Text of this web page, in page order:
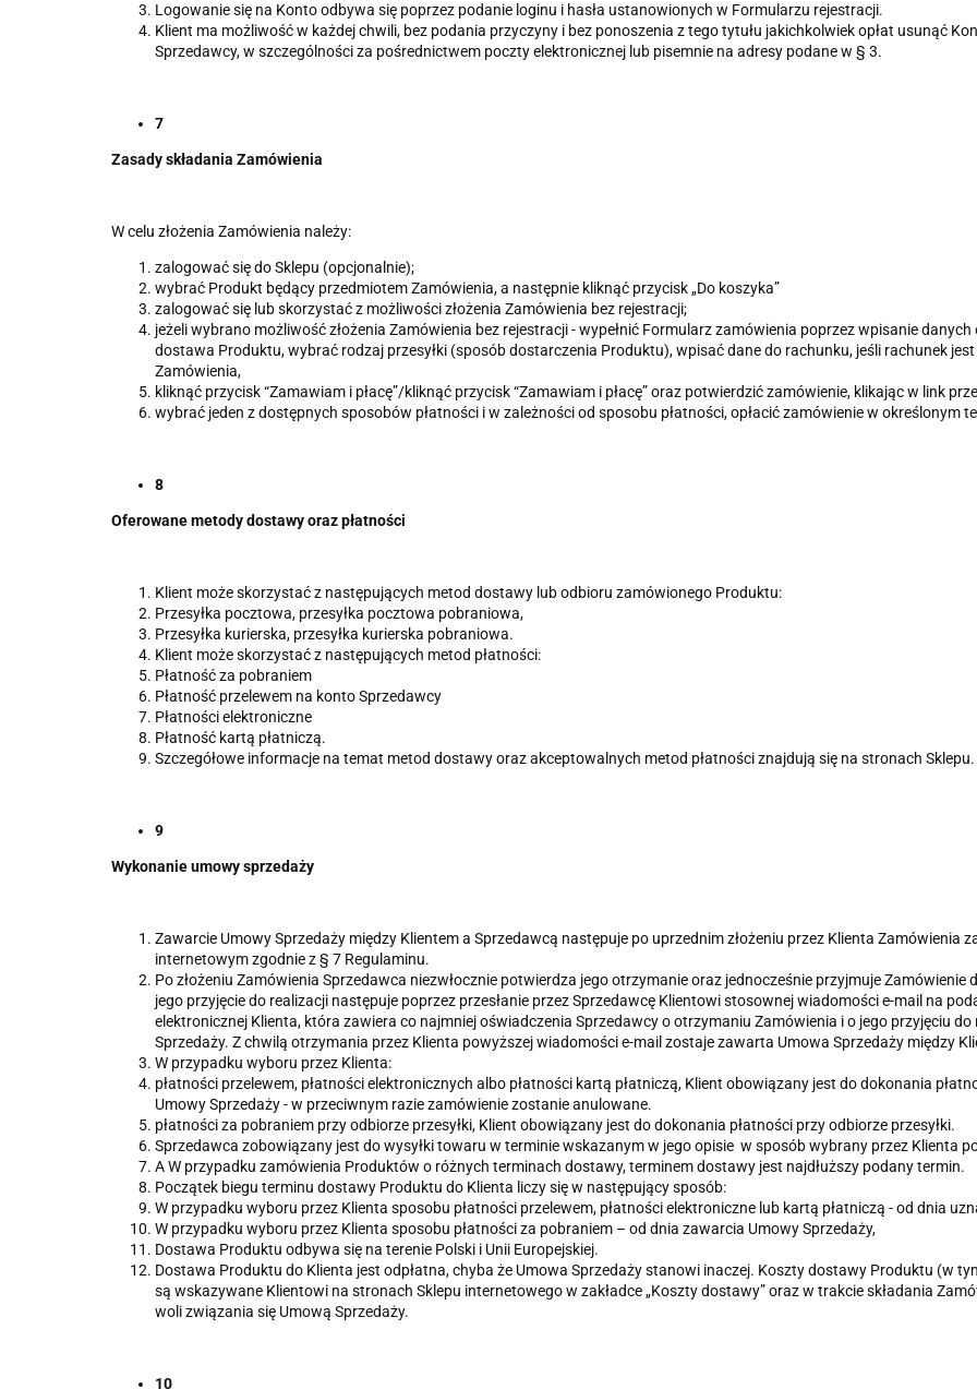
Logowanie się na Konto odbywa się poprzez podanie loginu i hasła ustanowionych w Formularzu rejestracji.
Klient ma możliwość w każdej chwili, bez podania przyczyny i bez ponoszenia z tego tytułu jakichkolwiek opłat usunąć
Sprzedawcy, w szczególności za pośrednictwem poczty elektronicznej lub pisemnie na adresy podane w § 3.
7
Zasady składania Zamówienia
W celu złożenia Zamówienia należy:
zalogować się do Sklepu (opcjonalnie);
wybrać Produkt będący przedmiotem Zamówienia, a następnie kliknąć przycisk „Do koszyka”
zalogować się lub skorzystać z możliwości złożenia Zamówienia bez rejestracji;
jeżeli wybrano możliwość złożenia Zamówienia bez rejestracji - wypełnić Formularz zamówienia poprzez wpisanie
dostawa Produktu, wybrać rodzaj przesyłki (sposób dostarczenia Produktu), wpisać dane do rachunku, jeśli rachunek
Zamówienia,
kliknąć przycisk “Zamawiam i płacę”/kliknąć przycisk “Zamawiam i płacę” oraz potwierdzić zamówienie, klikając w link
wybrać jeden z dostępnych sposobów płatności i w zależności od sposobu płatności, opłacić zamówienie w określonym
8
Oferowane metody dostawy oraz płatności
Klient może skorzystać z następujących metod dostawy lub odbioru zamówionego Produktu:
Przesyłka pocztowa, przesyłka pocztowa pobraniowa,
Przesyłka kurierska, przesyłka kurierska pobraniowa.
Klient może skorzystać z następujących metod płatności:
Płatność za pobraniem
Płatność przelewem na konto Sprzedawcy
Płatności elektroniczne
Płatność kartą płatniczą.
Szczegółowe informacje na temat metod dostawy oraz akceptowalnych metod płatności znajdują się na stronach Sklepu.
9
Wykonanie umowy sprzedaży
Zawarcie Umowy Sprzedaży między Klientem a Sprzedawcą następuje po uprzednim złożeniu przez Klienta Zamówienia
internetowym zgodnie z § 7 Regulaminu.
Po złożeniu Zamówienia Sprzedawca niezwłocznie potwierdza jego otrzymanie oraz jednocześnie przyjmuje
jego przyjęcie do realizacji następuje poprzez przesłanie przez Sprzedawcę Klientowi stosownej wiadomości e-mail na
elektronicznej Klienta, która zawiera co najmniej oświadczenia Sprzedawcy o otrzymaniu Zamówienia i o jego przyjęciu
Sprzedaży. Z chwilą otrzymania przez Klienta powyższej wiadomości e-mail zostaje zawarta Umowa Sprzedaży między
W przypadku wyboru przez Klienta:
płatności przelewem, płatności elektronicznych albo płatności kartą płatniczą, Klient obowiązany jest do dokonania
Umowy Sprzedaży - w przeciwnym razie zamówienie zostanie anulowane.
płatności za pobraniem przy odbiorze przesyłki, Klient obowiązany jest do dokonania płatności przy odbiorze przesyłki.
Sprzedawca zobowiązany jest do wysyłki towaru w terminie wskazanym w jego opisie w sposób wybrany przez Klienta
A W przypadku zamówienia Produktów o różnych terminach dostawy, terminem dostawy jest najdłuższy podany termin.
Początek biegu terminu dostawy Produktu do Klienta liczy się w następujący sposób:
W przypadku wyboru przez Klienta sposobu płatności przelewem, płatności elektroniczne lub kartą płatniczą - od dnia
W przypadku wyboru przez Klienta sposobu płatności za pobraniem – od dnia zawarcia Umowy Sprzedaży,
Dostawa Produktu odbywa się na terenie Polski i Unii Europejskiej.
Dostawa Produktu do Klienta jest odpłatna, chyba że Umowa Sprzedaży stanowi inaczej. Koszty dostawy Produktu (w
są wskazywane Klientowi na stronach Sklepu internetowego w zakładce „Koszty dostawy” oraz w trakcie składania
woli związania się Umową Sprzedaży.
10